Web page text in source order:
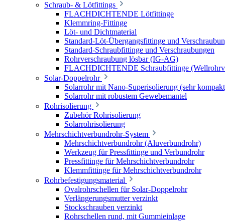
Schraub- & Lötfittings
FLACHDICHTENDE Lötfittinge
Klemmring-Fittinge
Löt- und Dichtmaterial
Standard-Löt-Übergangsfittinge und
Standard-Schraubfittinge und Verschraubungen
Rohrverschraubung lösbar (IG-AG)
FLACHDICHTENDE Schraubfittinge
Solar-Doppelrohr
Solarrohr mit Nano-Superisolierung (sehr
Solarrohr mit robustem Gewebemantel
Rohrisolierung
Zubehör Rohrisolierung
Solarrohrisolierung
Mehrschichtverbundrohr-System
Mehrschichtverbundrohr (Aluverbundrohr)
Werkzeug für Pressfittinge und Verbundrohr
Pressfittinge für Mehrschichtverbundrohr
Klemmfittinge für Mehrschichtverbundrohr
Rohrbefestigungsmaterial
Ovalrohrschellen für Solar-Doppelrohr
Verlängerungsmutter verzinkt
Stockschrauben verzinkt
Rohrschellen rund, mit Gummieinlage